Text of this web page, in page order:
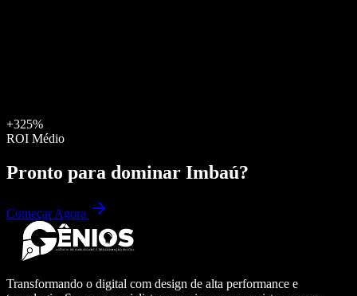
+325%
ROI Médio
Pronto para dominar Imbaú?
Começar Agora
Transformando o digital com design de alta performance e